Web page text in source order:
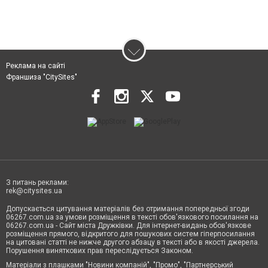
Реклама на сайті
Франшиза "CitySites"
З питань реклами:
rek@citysites.ua
Допускається цитування матеріалів без отримання попередньої згоди
06267.com.ua за умови розміщення в тексті обов'язкового посилання на
06267.com.ua - Сайт міста Дружківки. Для інтернет-видань обов'язкове
розміщення прямого, відкритого для пошукових систем гіперпосилання
на цитовані статті не нижче другого абзацу в тексті або в якості джерела.
Порушення виняткових прав переслідується Законом.
Матеріали з плашками "Новини компаній", "Промо", "Партнерський